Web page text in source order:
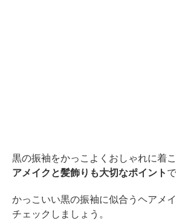
黒の振袖をかっこよくおしゃれに着
アメイクと髪飾りも大切なポイント
かっこいい黒の振袖に似合うヘアメ
チェックしましょう。